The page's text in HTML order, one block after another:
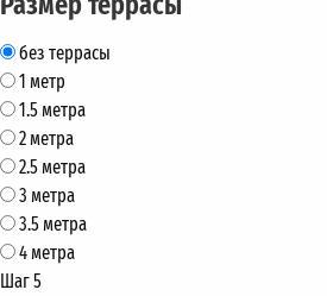
без террасы
1 метр
1.5 метра
2 метра
2.5 метра
3 метра
3.5 метра
4 метра
Шаг 5